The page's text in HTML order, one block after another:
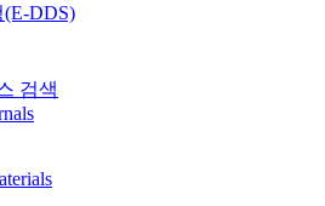
DDS)
검색